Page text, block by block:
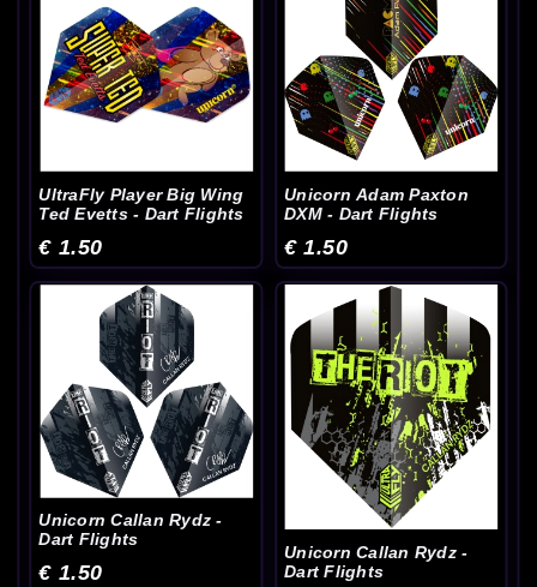
UltraFly Player Big Wing
Ted Evetts - Dart Flights
€ 1.50
Unicorn Adam Paxton
DXM - Dart Flights
€ 1.50
Unicorn Callan Rydz -
Dart Flights
€ 1.50
Unicorn Callan Rydz -
Dart Flights